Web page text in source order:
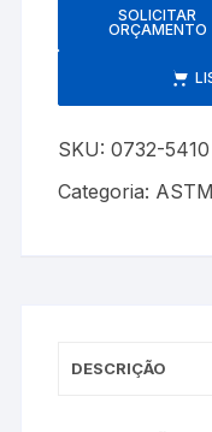
SOLICITAR
ORÇAMENTO
SKU:0732-5410
Categoria: ASTM
DESCRIÇÃO